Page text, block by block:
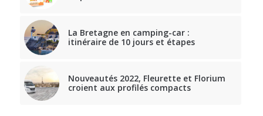
La Bretagne en camping-car :
itinéraire de 10 jours et étapes
Nouveautés 2022, Fleurette et Florium
croient aux profilés compacts